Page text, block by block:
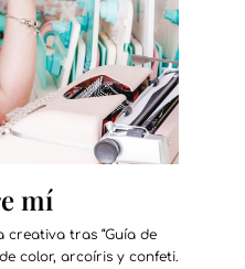
mí
creativa tras “Guía de
color, arcoíris y confeti.